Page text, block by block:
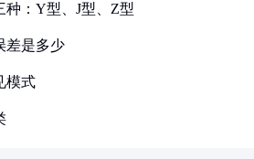
种：Y型、J型、Z型
差是多少
模式